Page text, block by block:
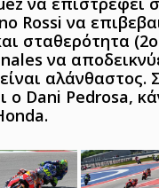
Rossi να
σταθερότητα
να
αλάνθαστος.
ο Dani Pedrosa,